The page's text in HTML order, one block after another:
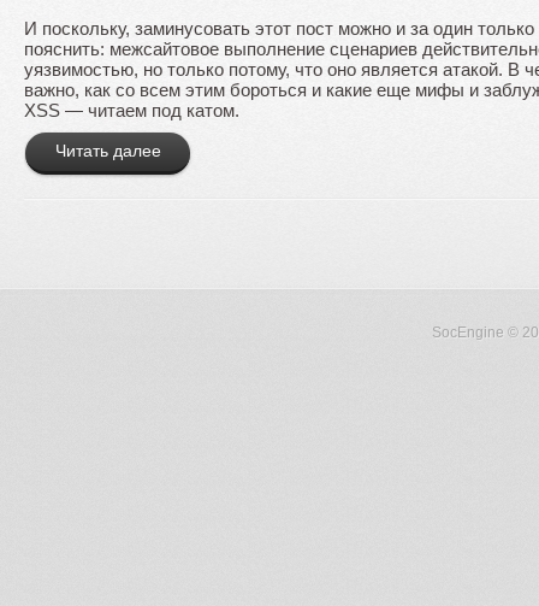
И поскольку, заминусовать этот пост можно и за один
пояснить: межсайтовое выполнение сценариев
уязвимостью, но только потому, что оно является атакой. В
важно, как со всем этим бороться и какие еще мифы и
XSS — читаем под катом.
Читать далее
SocEngine ©